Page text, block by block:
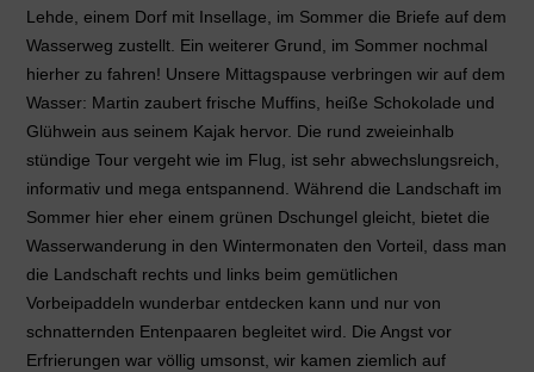
Lehde, einem Dorf mit Insellage, im Sommer die Briefe auf dem
Wasserweg zustellt. Ein weiterer Grund, im Sommer nochmal
hierher zu fahren! Unsere Mittagspause verbringen wir auf dem
Wasser: Martin zaubert frische Muffins, heiße Schokolade und
Glühwein aus seinem Kajak hervor. Die rund zweieinhalb
stündige Tour vergeht wie im Flug, ist sehr abwechslungsreich,
informativ und mega entspannend. Während die Landschaft im
Sommer hier eher einem grünen Dschungel gleicht, bietet die
Wasserwanderung in den Wintermonaten den Vorteil, dass man
die Landschaft rechts und links beim gemütlichen
Vorbeipaddeln wunderbar entdecken kann und nur von
schnatternden Entenpaaren begleitet wird. Die Angst vor
Erfrierungen war völlig umsonst, wir kamen ziemlich auf